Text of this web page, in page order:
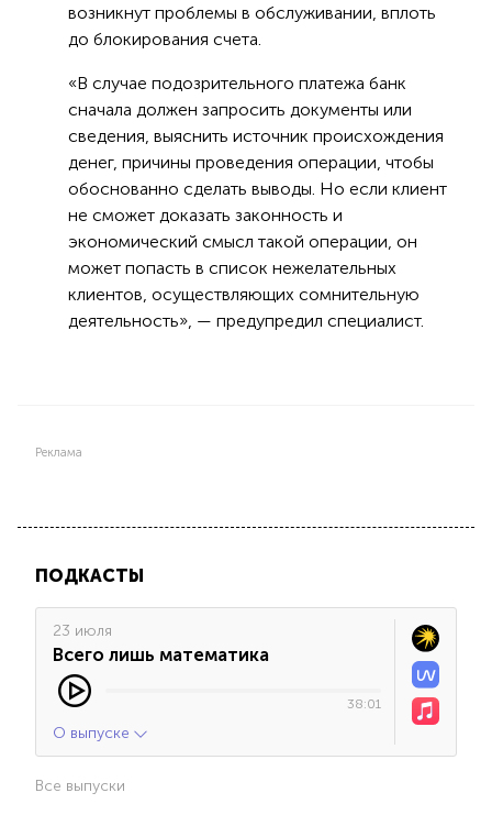
возникнут проблемы в обслуживании, вплоть
до блокирования счета.
«В случае подозрительного платежа банк
сначала должен запросить документы или
сведения, выяснить источник происхождения
денег, причины проведения операции, чтобы
обоснованно сделать выводы. Но если клиент
не сможет доказать законность и
экономический смысл такой операции, он
может попасть в список нежелательных
клиентов, осуществляющих сомнительную
деятельность», — предупредил специалист.
Реклама
ПОДКАСТЫ
23 июля
Всего лишь математика
38:01
О выпуске
Все выпуски